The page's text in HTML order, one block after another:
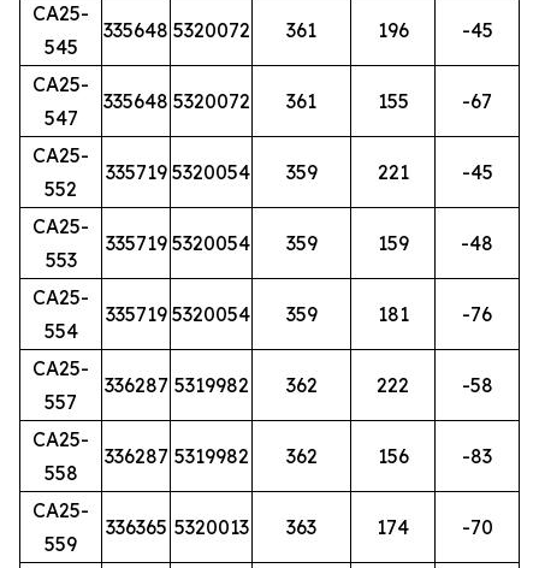
CA25-
545
335648 5320072 361 196 -45
CA25-
547
335648 5320072 361 155 -67
CA25-
552
335719 5320054 359 221 -45
CA25-
553
335719 5320054 359 159 -48
CA25-
554
335719 5320054 359 181 -76
CA25-
557
336287 5319982 362 222 -58
CA25-
558
336287 5319982 362 156 -83
CA25-
559
336365 5320013 363 174 -70